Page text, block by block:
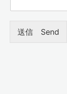
送信 Send